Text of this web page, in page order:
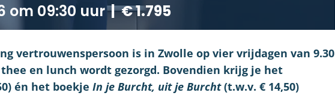
om 09:30 | € 1.795
vertrouwenspersoon is in Zwolle op vier vrijdagen van 9.30
en lunch wordt gezorgd. Bovendien krijg je het
én het boekje In je Burcht, uit je Burcht(t.w.v. € 14,50)